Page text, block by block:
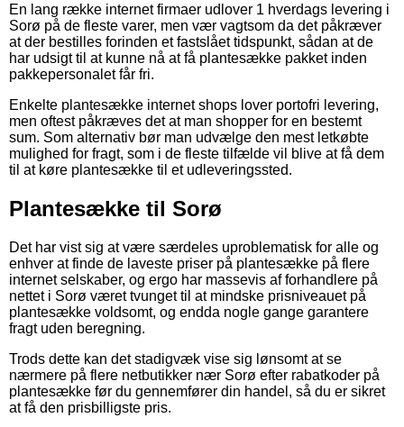
En lang række internet firmaer udlover 1 hverdags levering i
Sorø på de fleste varer, men vær vagtsom da det påkræver
at der bestilles forinden et fastslået tidspunkt, sådan at de
har udsigt til at kunne nå at få plantesække pakket inden
pakkepersonalet får fri.
Enkelte plantesække internet shops lover portofri levering,
men oftest påkræves det at man shopper for en bestemt
sum. Som alternativ bør man udvælge den mest letkøbte
mulighed for fragt, som i de fleste tilfælde vil blive at få dem
til at køre plantesække til et udleveringssted.
Plantesække til Sorø
Det har vist sig at være særdeles uproblematisk for alle og
enhver at finde de laveste priser på plantesække på flere
internet selskaber, og ergo har massevis af forhandlere på
nettet i Sorø været tvunget til at mindske prisniveauet på
plantesække voldsomt, og endda nogle gange garantere
fragt uden beregning.
Trods dette kan det stadigvæk vise sig lønsomt at se
nærmere på flere netbutikker nær Sorø efter rabatkoder på
plantesække før du gennemfører din handel, så du er sikret
at få den prisbilligste pris.